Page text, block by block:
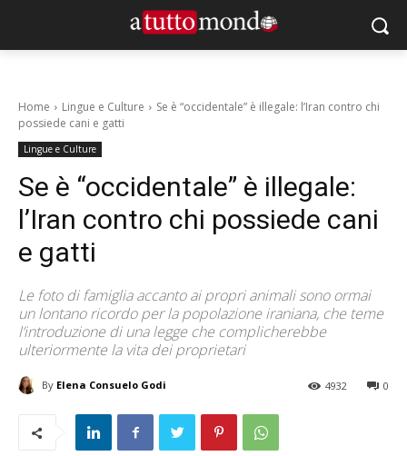
Home Lingue e Culture
Se è “occidentale” è illegale: l’Iran contro chi
possiede cani e gatti
Lingue e Culture
Se è “occidentale” è illegale:
l’Iran contro chi possiede cani
e gatti
Le foto di famiglia accanto ai propri animali sono ormai
un lontano ricordo per la popolazione iraniana, che teme
l’introduzione di una legge che complicherebbe
ulteriormente la vita dei proprietari
By Elena Consuelo Godi 0
4932